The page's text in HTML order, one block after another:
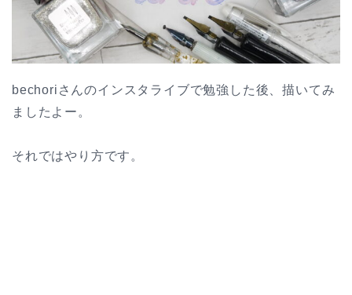
bechoriさんのインスタライブで勉強した後、描いてみ
ましたよー。
それではやり方です。